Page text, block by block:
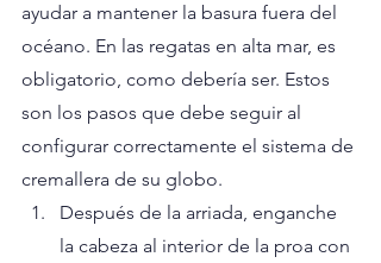
ayudar a mantener la basura fuera del
océano. En las regatas en alta mar, es
obligatorio, como debería ser. Estos
son los pasos que debe seguir al
configurar correctamente el sistema de
cremallera de su globo.
Después de la arriada, enganche
la cabeza al interior de la proa con